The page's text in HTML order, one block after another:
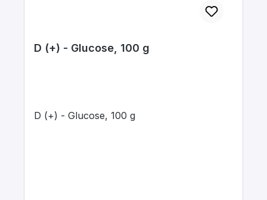
D (+) - Glucose, 100 g
D (+) - Glucose, 100 g